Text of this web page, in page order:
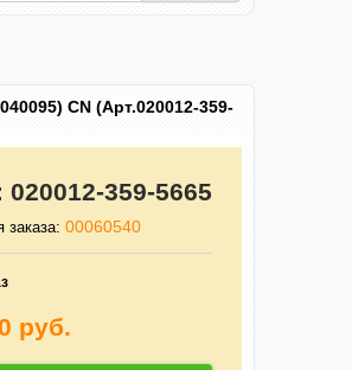
CN (Арт.020012-359-
020012-359-5665
заказа: 00060540
руб.